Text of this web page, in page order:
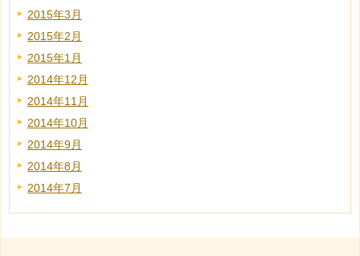
2015年3月
2015年2月
2015年1月
2014年12月
2014年11月
2014年10月
2014年9月
2014年8月
2014年7月